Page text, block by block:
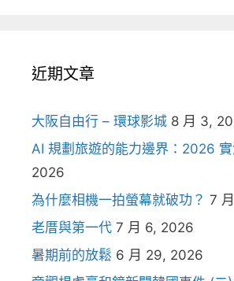
近期文章
大阪自由行 – 環球影城 8 月 3,
AI 規劃旅遊的能力邊界：2026 實
2026
為什麼相機一拍螢幕就破功？ 7
老厝與第一代 7 月 6, 2026
暑期前的放鬆 6 月 29, 2026